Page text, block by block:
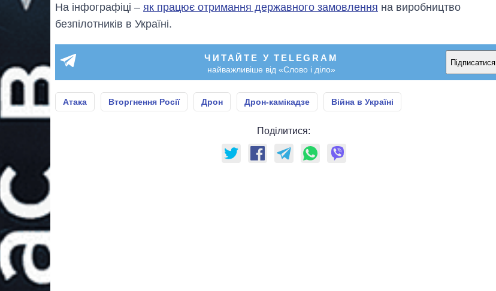
На інфографіці – як працює отримання державного замовлення на виробництво
безпілотників в Україні.
ЧИТАЙТЕ У TELEGRAM
найважливіше від «Слово і діло»
Підписатися
Атака Вторгнення Росії Дрон Дрон-камікадзе Війна в Україні
Поділитися: